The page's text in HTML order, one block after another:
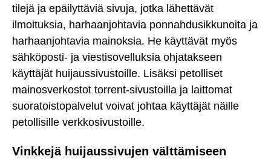
tilejä ja epäilyttäviä sivuja, jotka lähettävät
ilmoituksia, harhaanjohtavia ponnahdusikkunoita ja
harhaanjohtavia mainoksia. He käyttävät myös
sähköposti- ja viestisovelluksia ohjatakseen
käyttäjät huijaussivustoille. Lisäksi petolliset
mainosverkostot torrent-sivustoilla ja laittomat
suoratoistopalvelut voivat johtaa käyttäjät näille
petollisille verkkosivustoille.
Vinkkejä huijaussivujen välttämiseen